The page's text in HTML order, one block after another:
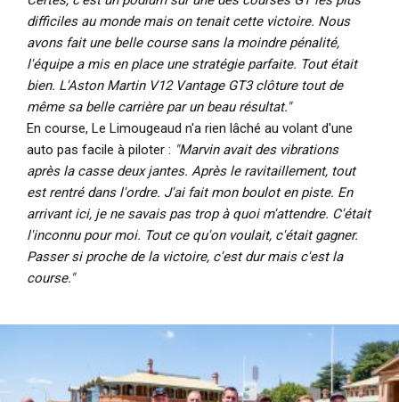
difficiles au monde mais on tenait cette victoire. Nous
avons fait une belle course sans la moindre pénalité,
l'équipe a mis en place une stratégie parfaite. Tout était
bien. L'Aston Martin V12 Vantage GT3 clôture tout de
même sa belle carrière par un beau résultat."
En course, Le Limougeaud n'a rien lâché au volant d'une
auto pas facile à piloter : "Marvin avait des vibrations
après la casse deux jantes. Après le ravitaillement, tout
est rentré dans l'ordre. J'ai fait mon boulot en piste. En
arrivant ici, je ne savais pas trop à quoi m'attendre. C'était
l'inconnu pour moi. Tout ce qu'on voulait, c'était gagner.
Passer si proche de la victoire, c'est dur mais c'est la
course."